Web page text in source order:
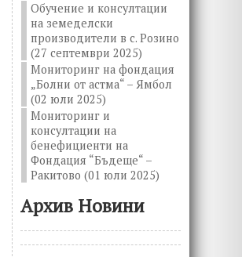
Обучение и консултации
на земеделски
производители в с. Розино
(27 септември 2025)
Мониторинг на фондация
„Болни от астма“ – Ямбол
(02 юли 2025)
Мониторинг и
консултации на
бенефициенти на
Фондация “Бъдеще“ –
Ракитово (01 юли 2025)
Архив Новини